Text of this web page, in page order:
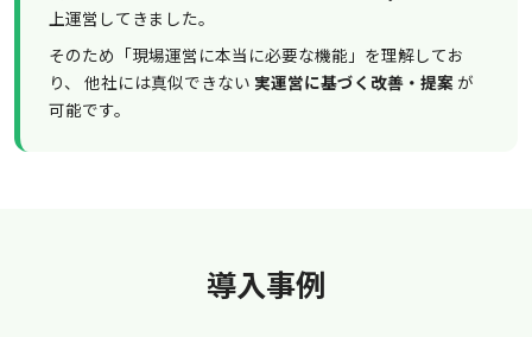
上運営してきました。
そのため「現場運営に本当に必要な機能」を理解してお
り、 他社には真似できない 実運営に基づく改善・提案 が
可能です。
導入事例